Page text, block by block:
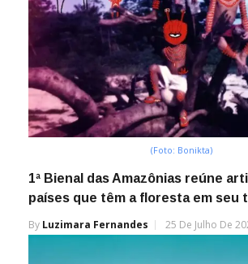
(Foto: Bonikta)
1ª Bienal das Amazônias reúne
países que têm a floresta em seu
By Luzimara Fernandes 25 De Julho De